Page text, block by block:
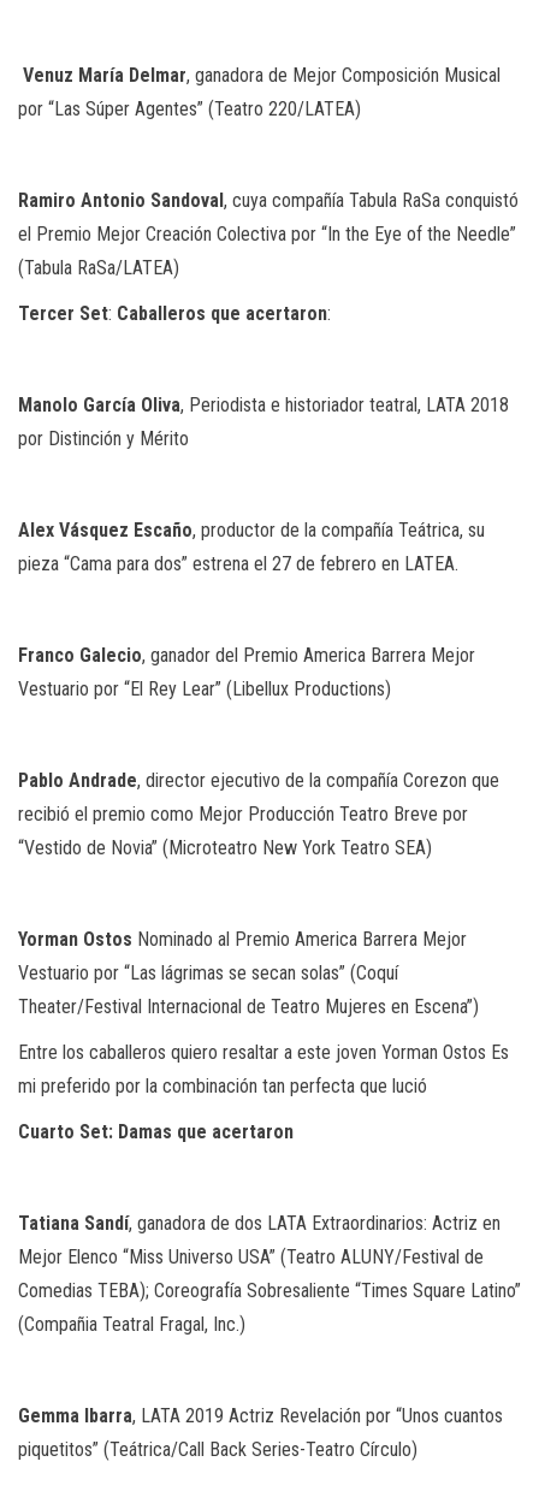
Venuz María Delmar, ganadora de Mejor Composición Musical
por “Las Súper Agentes” (Teatro 220/LATEA)
Ramiro Antonio Sandoval, cuya compañía Tabula RaSa conquistó
el Premio Mejor Creación Colectiva por “In the Eye of the Needle”
(Tabula RaSa/LATEA)
Tercer Set: Caballeros que acertaron:
Manolo García Oliva, Periodista e historiador teatral, LATA 2018
por Distinción y Mérito
Alex Vásquez Escaño, productor de la compañía Teátrica, su
pieza “Cama para dos” estrena el 27 de febrero en LATEA.
Franco Galecio, ganador del Premio America Barrera Mejor
Vestuario por “El Rey Lear” (Libellux Productions)
Pablo Andrade, director ejecutivo de la compañía Corezon que
recibió el premio como Mejor Producción Teatro Breve por
“Vestido de Novia” (Microteatro New York Teatro SEA)
Yorman Ostos Nominado al Premio America Barrera Mejor
Vestuario por “Las lágrimas se secan solas” (Coquí
Theater/Festival Internacional de Teatro Mujeres en Escena”)
Entre los caballeros quiero resaltar a este joven Yorman Ostos Es
mi preferido por la combinación tan perfecta que lució
Cuarto Set: Damas que acertaron
Tatiana Sandí, ganadora de dos LATA Extraordinarios: Actriz en
Mejor Elenco “Miss Universo USA” (Teatro ALUNY/Festival de
Comedias TEBA); Coreografía Sobresaliente “Times Square Latino”
(Compañia Teatral Fragal, Inc.)
Gemma Ibarra, LATA 2019 Actriz Revelación por “Unos cuantos
piquetitos” (Teátrica/Call Back Series-Teatro Círculo)